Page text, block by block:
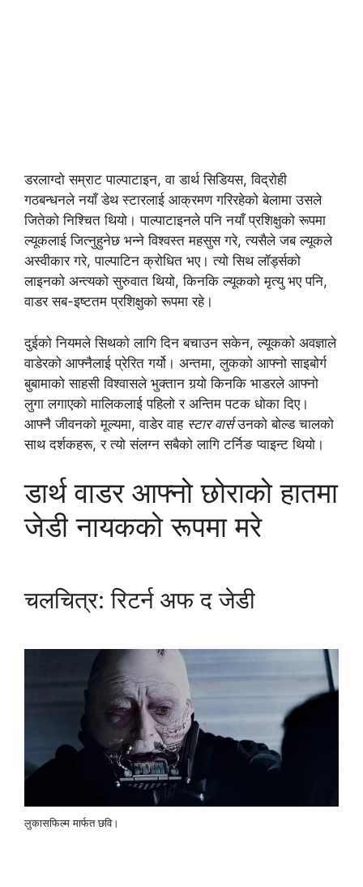
डरलाग्दो सम्राट पाल्पाटाइन, वा डार्थ सिडियस, विद्रोही
गठबन्धनले नयाँ डेथ स्टारलाई आक्रमण गरिरहेको बेलामा उसले
जितेको निश्चित थियो। पाल्पाटाइनले पनि नयाँ प्रशिक्षुको रूपमा
ल्यूकलाई जित्नुहुनेछ भन्ने विश्वस्त महसुस गरे, त्यसैले जब ल्यूकले
अस्वीकार गरे, पाल्पाटिन क्रोधित भए। त्यो सिथ लॉर्ड्सको
लाइनको अन्त्यको सुरुवात थियो, किनकि ल्यूकको मृत्यु भए पनि,
वाडर सब-इष्टतम प्रशिक्षुको रूपमा रहे।
दुईको नियमले सिथको लागि दिन बचाउन सकेन, ल्यूकको अवज्ञाले
वाडेरको आफ्नैलाई प्रेरित गर्यो। अन्तमा, लुकको आफ्नो साइबोर्ग
बुबामाको साहसी विश्वासले भुक्तान गर्‍यो किनकि भाडरले आफ्नो
लुगा लगाएको मालिकलाई पहिलो र अन्तिम पटक धोका दिए।
आफ्नै जीवनको मूल्यमा, वाडेर वाह स्टार वार्सउनको बोल्ड चालको
साथ दर्शकहरू, र त्यो संलग्न सबैको लागि टर्निङ प्वाइन्ट थियो।
डार्थ वाडर आफ्नो छोराको हातमा
जेडी नायकको रूपमा मरे
चलचित्र: रिटर्न अफ द जेडी
लुकासफिल्म मार्फत छवि।